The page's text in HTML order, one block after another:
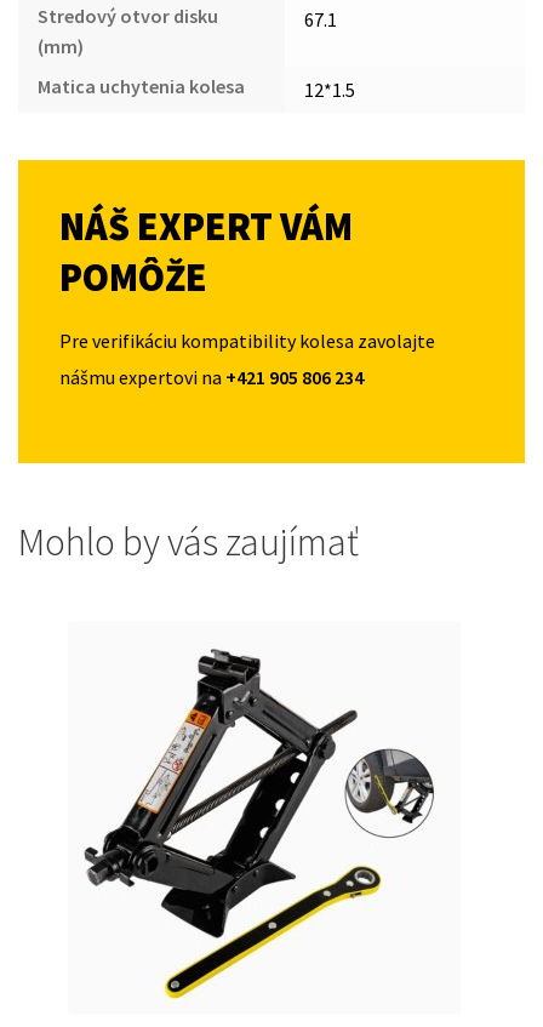
Stredový otvor disku
(mm)
67.1
Matica uchytenia kolesa 12*1.5
NÁŠ EXPERT VÁM
POMÔŽE
Pre verifikáciu kompatibility kolesa zavolajte
nášmu expertovi na +421 905 806 234
Mohlo by vás zaujímať